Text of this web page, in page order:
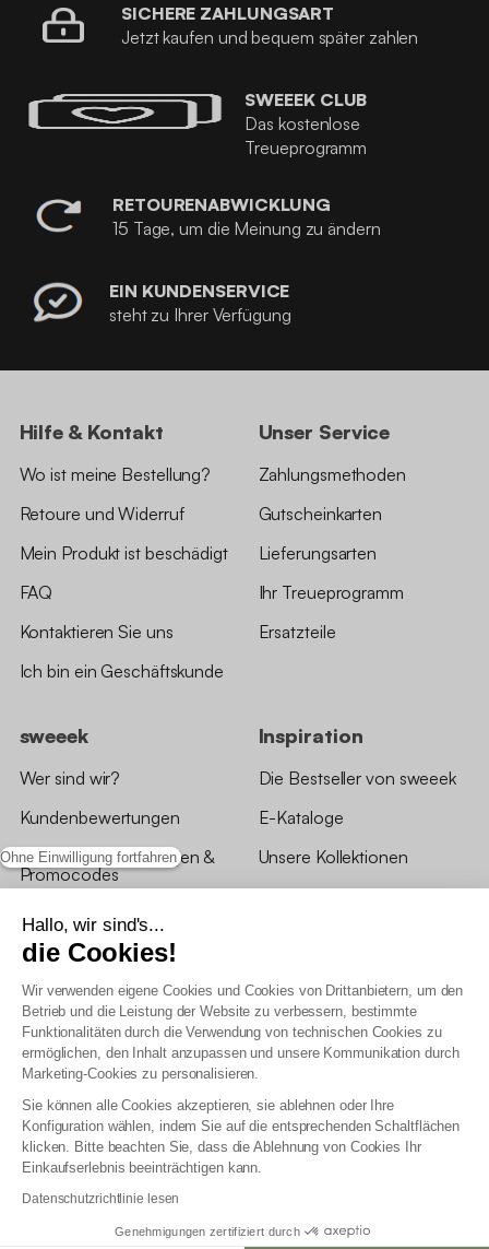
Ohne Einwilligung fortfahren
Hallo, wir sind's...
die Cookies!
Wir verwenden eigene Cookies und Cookies von Drittanbietern, um den
Betrieb und die Leistung der Website zu verbessern, bestimmte
Funktionalitäten durch die Verwendung von technischen Cookies zu
ermöglichen, den Inhalt anzupassen und unsere Kommunikation durch
Marketing-Cookies zu personalisieren.
Sie können alle Cookies akzeptieren, sie ablehnen oder Ihre
Konfiguration wählen, indem Sie auf die entsprechenden Schaltflächen
klicken. Bitte beachten Sie, dass die Ablehnung von Cookies Ihr
Einkaufserlebnis beeinträchtigen kann.
Datenschutzrichtlinie lesen
Genehmigungen zertifiziert durch
SICHERE ZAHLUNGSART
Jetzt kaufen und bequem später zahlen
SWEEEK CLUB
Das kostenlose
Treueprogramm
RETOURENABWICKLUNG
15 Tage, um die Meinung zu ändern
EIN KUNDENSERVICE
steht zu Ihrer Verfügung
Hilfe & Kontakt
Wo ist meine Bestellung?
Retoure und Widerruf
Mein Produkt ist beschädigt
FAQ
Kontaktieren Sie uns
Ich bin ein Geschäftskunde
Unser Service
Zahlungsmethoden
Gutscheinkarten
Lieferungsarten
Ihr Treueprogramm
Ersatzteile
sweeek
Wer sind wir?
Kundenbewertungen
*Angebotsbedingungen &
Promocodes
Bewertungen von sweeek
Unsere Geschäfte
Inspiration
Die Bestseller von sweeek
E-Kataloge
Unsere Kollektionen
AGB Treueprogramm
Datenschutzrichtlinien
Allgemeine Geschäftsbedingungen für Geschäftskunden
Erklärung zur Barrierefreiheit